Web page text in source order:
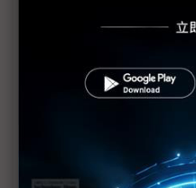
臺師大與麗臺攜手成立
術在教育與產業的應用
精誠軟體獲國科會